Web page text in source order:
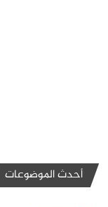
أحدث الموضوعات